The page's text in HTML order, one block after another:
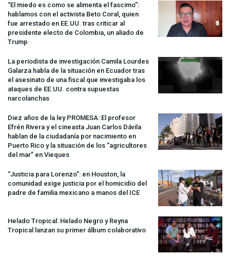
“El miedo es como se alimenta el fascimo”:
hablamos con el activista Beto Coral, quien
fue arrestado en EE.UU. tras criticar al
presidente electo de Colombia, un aliado de
Trump
La periodista de investigación Camila Lourdes
Galarza habla de la situación en Ecuador tras
el asesinato de una fiscal que investigaba los
ataques de EE.UU. contra supuestas
narcolanchas
Diez años de la ley PROMESA: El profesor
Efrén Rivera y el cineasta Juan Carlos Dávila
hablan de la ciudadanía por nacimiento en
Puerto Rico y la situación de los “agricultores
del mar” en Vieques
“Justicia para Lorenzo”: en Houston, la
comunidad exige justicia por el homicidio del
padre de familia mexicano a manos del ICE
Helado Tropical: Helado Negro y Reyna
Tropical lanzan su primer álbum colaborativo